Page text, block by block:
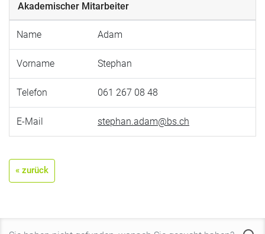
Akademischer Mitarbeiter
Name Adam
Vorname Stephan
Telefon 061 267 08 48
E-Mail stephan.adam@bs.ch
« zurück